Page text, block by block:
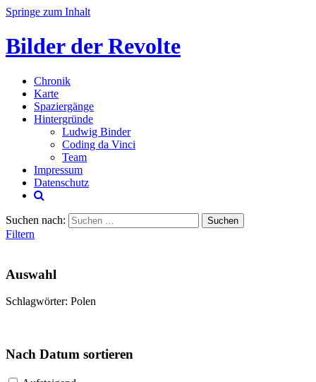
Springe zum Inhalt
Bilder der Revolte
Chronik
Karte
Spaziergänge
Hintergründe
Ludwig Binder
Coding da Vinci
Team
Impressum
Datenschutz
Suchen nach:
Filtern
Auswahl
Schlagwörter: Polen
Nach Datum sortieren